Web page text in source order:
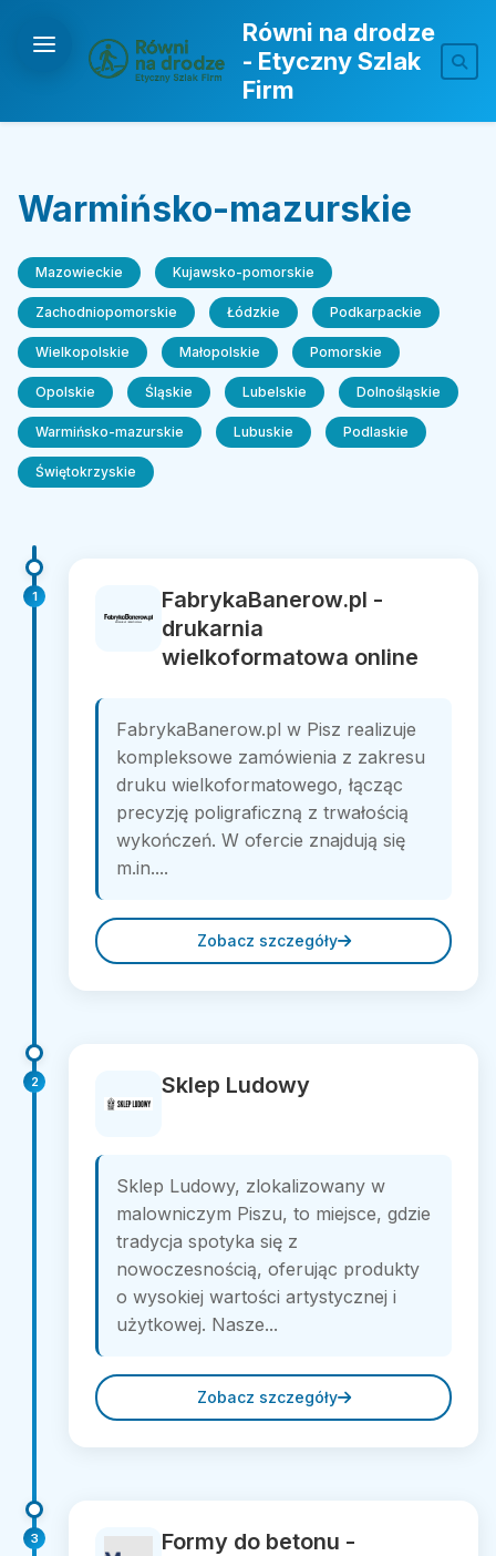
Równi na drodze
- Etyczny Szlak
Firm
Warmińsko-mazurskie
Mazowieckie Kujawsko-pomorskie
Zachodniopomorskie Łódzkie Podkarpackie
Wielkopolskie Małopolskie Pomorskie
Opolskie Śląskie Lubelskie Dolnośląskie
Warmińsko-mazurskie Lubuskie Podlaskie
Świętokrzyskie
1
FabrykaBanerow.pl -
drukarnia
wielkoformatowa online
FabrykaBanerow.pl w Pisz realizuje
kompleksowe zamówienia z zakresu
druku wielkoformatowego, łącząc
precyzję poligraficzną z trwałością
wykończeń. W ofercie znajdują się
m.in....
Zobacz szczegóły
2 Sklep Ludowy
Sklep Ludowy, zlokalizowany w
malowniczym Piszu, to miejsce, gdzie
tradycja spotyka się z
nowoczesnością, oferując produkty
o wysokiej wartości artystycznej i
użytkowej. Nasze...
Zobacz szczegóły
3
Formy do betonu -